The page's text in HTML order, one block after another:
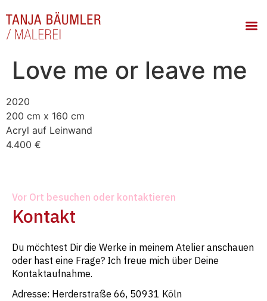
Love me or leave me
2020
200 cm x 160 cm
Acryl auf Leinwand
4.400 €
Vor Ort besuchen oder kontaktieren
Kontakt
Du möchtest Dir die Werke in meinem Atelier anschauen
oder hast eine Frage? Ich freue mich über Deine
Kontaktaufnahme.
Adresse: Herderstraße 66, 50931 Köln